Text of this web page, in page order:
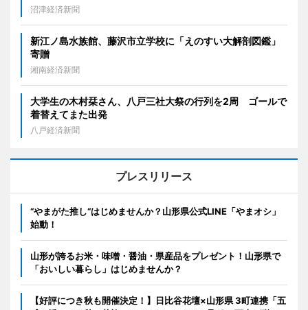
沼津経済新聞
新江ノ島水族館、藤沢市立学校に「えのすい大解剖図鑑」
寄贈
湘南経済新聞
大学生の木村栞さん、八戸三社大祭の行列を2周 ゴールで
着替えてまた出発
八戸経済新聞
プレスリリース
“やまがた推し“はじめませんか？山形県公式LINE「やまオシ」
始動！
山形が誇るお米・味噌・醤油・県産品をプレゼント！山形県で
「おいしい暮らし」はじめませんか？
【好評につき秋も開催決定！】日比谷花壇×山形県 3町連携「五